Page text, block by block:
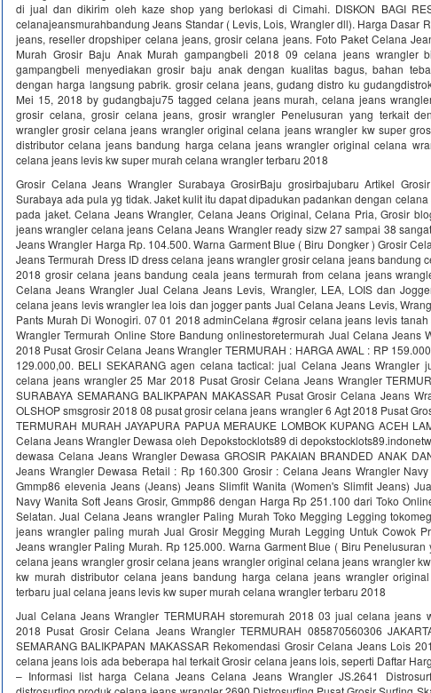
di jual dan dikirim oleh kaze shop yang berlokasi di Cimahi. DISKON BAGI
celanajeansmurahbandung Jeans Standar ( Levis, Lois, Wrangler dll). Harga Dasar
jeans, reseller dropshiper celana jeans, grosir celana jeans. Foto Paket Celana
Murah Grosir Baju Anak Murah gampangbeli 2018 09 celana jeans wrangler
gampangbeli menyediakan grosir baju anak dengan kualitas bagus, bahan
dengan harga langsung pabrik. grosir celana jeans, gudang distro ku
Mei 15, 2018 by gudangbaju75 tagged celana jeans murah, celana jeans
grosir celana, grosir celana jeans, grosir wrangler Penelusuran yang terkait
wrangler grosir celana jeans wrangler original celana jeans wrangler kw super
distributor celana jeans bandung harga celana jeans wrangler original celana
celana jeans levis kw super murah celana wrangler terbaru 2018
Grosir Celana Jeans Wrangler Surabaya GrosirBaju grosirbajubaru Artikel
Surabaya ada pula yg tidak. Jaket kulit itu dapat dipadukan padankan dengan
pada jaket. Celana Jeans Wrangler, Celana Jeans Original, Celana Pria, Grosir
jeans wrangler celana jeans Celana Jeans Wrangler ready sizw 27 sampai 38
Jeans Wrangler Harga Rp. 104.500. Warna Garment Blue ( Biru Dongker ) Grosir
Jeans Termurah Dress ID dress celana jeans wrangler grosir celana jeans bandung
2018 grosir celana jeans bandung ceala jeans termurah from celana jeans
Celana Jeans Wrangler Jual Celana Jeans Levis, Wrangler, LEA, LOIS dan
celana jeans levis wrangler lea lois dan jogger pants Jual Celana Jeans Levis,
Pants Murah Di Wonogiri. 07 01 2018 adminCelana #grosir celana jeans levis
Wrangler Termurah Online Store Bandung onlinestoretermurah Jual Celana Jeans
2018 Pusat Grosir Celana Jeans Wrangler TERMURAH : HARGA AWAL : RP
129.000,00. BELI SEKARANG agen celana tactical: jual Celana Jeans Wrangler
celana jeans wrangler 25 Mar 2018 Pusat Grosir Celana Jeans Wrangler
SURABAYA SEMARANG BALIKPAPAN MAKASSAR Pusat Grosir Celana Jeans
OLSHOP smsgrosir 2018 08 pusat grosir celana jeans wrangler 6 Agt 2018 Pusat
TERMURAH MURAH JAYAPURA PAPUA MERAUKE LOMBOK KUPANG ACEH
Celana Jeans Wrangler Dewasa oleh Depokstocklots89 di
dewasa Celana Jeans Wrangler Dewasa GROSIR PAKAIAN BRANDED ANAK
Jeans Wrangler Dewasa Retail : Rp 160.300 Grosir : Celana Jeans Wrangler Navy
Gmmp86 elevenia Jeans (Jeans) Jeans Slimfit Wanita (Women's Slimfit Jeans)
Navy Wanita Soft Jeans Grosir, Gmmp86 dengan Harga Rp 251.100 dari Toko
Selatan. Jual Celana Jeans wrangler Paling Murah Toko Megging Legging
jeans wrangler paling murah Jual Grosir Megging Murah Legging Untuk Cowok
Jeans wrangler Paling Murah. Rp 125.000. Warna Garment Blue ( Biru
celana jeans wrangler grosir celana jeans wrangler original celana jeans wrangler
kw murah distributor celana jeans bandung harga celana jeans wrangler
terbaru jual celana jeans levis kw super murah celana wrangler terbaru 2018
Jual Celana Jeans Wrangler TERMURAH storemurah 2018 03 jual celana jeans
2018 Pusat Grosir Celana Jeans Wrangler TERMURAH 085870560306
SEMARANG BALIKPAPAN MAKASSAR Rekomendasi Grosir Celana Jeans Lois
celana jeans lois ada beberapa hal terkait Grosir celana jeans lois, seperti Daftar
– Informasi list harga Celana Jeans Celana Jeans Wrangler JS.2641